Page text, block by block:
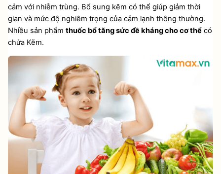
cảm với nhiễm trùng. Bổ sung kẽm có thể giúp giảm thời
gian và mức độ nghiêm trọng của cảm lạnh thông thường.
Nhiều sản phẩm thuốc bổ tăng sức đề kháng cho cơ thể có
chứa Kẽm.